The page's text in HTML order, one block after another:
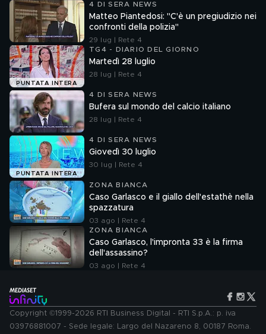
4 DI SERA NEWS
Matteo Piantedosi: "C'è un pregiudizio nei
confronti della polizia"
29 lug | Rete 4
PUNTATA INTERA
TG4 - DIARIO DEL GIORNO
Martedì 28 luglio
28 lug | Rete 4
4 DI SERA NEWS
Bufera sul mondo del calcio italiano
28 lug | Rete 4
PUNTATA INTERA
4 DI SERA NEWS
Giovedì 30 luglio
30 lug | Rete 4
ZONA BIANCA
Caso Garlasco e il giallo dell'estathè nella
spazzatura
03 ago | Rete 4
ZONA BIANCA
Caso Garlasco, l'impronta 33 è la firma
dell'assassino?
03 ago | Rete 4
Copyright ©1999-2026 RTI Business Digital - RTI S.p.A.: p. iva
03976881007 - Sede legale: Largo del Nazareno 8, 00187 Roma.